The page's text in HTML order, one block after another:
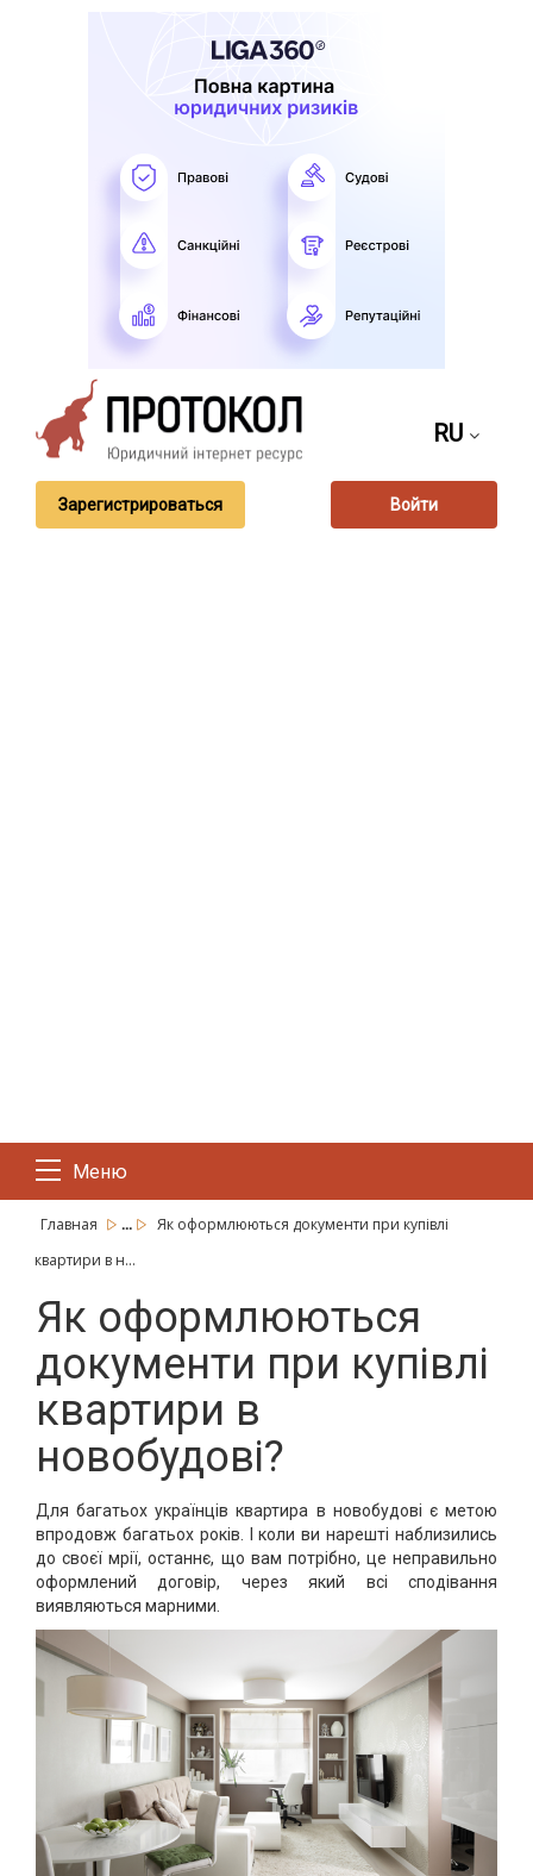
RU
Зарегистрироваться Войти
Меню
Главная ...
Як оформлюються документи при купівлі
квартири в н...
Як оформлюються
документи при купівлі
квартири в
новобудові?
Для багатьох українців квартира в новобудові є метою
впродовж багатьох років. І коли ви нарешті наблизились
до своєї мрії, останнє, що вам потрібно, це неправильно
оформлений договір, через який всі сподівання
виявляються марними.